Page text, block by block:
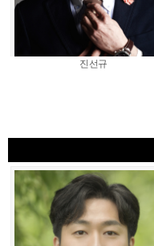
진선규